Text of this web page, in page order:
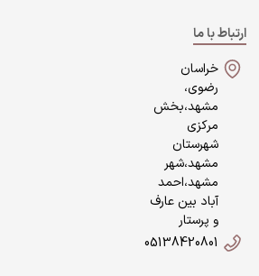
ارتباط با ما
خراسان
رضوی،
مشهد،بخش
مرکزی
شهرستان
مشهد،شهر
مشهد،احمد
آباد بین عارف
و پرستار
05138420801